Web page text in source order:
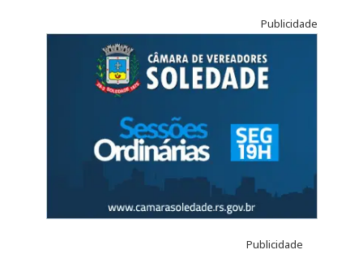
Publicidade
Publicidade